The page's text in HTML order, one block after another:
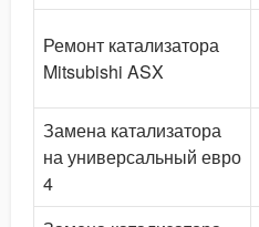
Ремонт катализатора
Mitsubishi ASX
Замена катализатора
на универсальный евро
4